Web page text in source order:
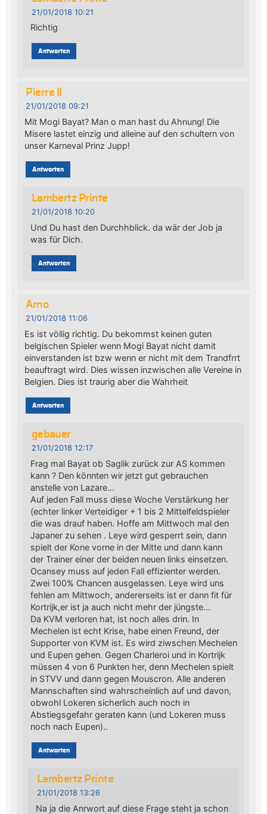
21/01/2018 10:21
Richtig
Antworten
Pierre II
21/01/2018 09:21
Mit Mogi Bayat? Man o man hast du Ahnung! Die
Misere lastet einzig und alleine auf den schultern von
unser Karneval Prinz Jupp!
Antworten
Lambertz Printe
21/01/2018 10:20
Und Du hast den Durchhblick. da wär der Job ja
was für Dich.
Antworten
Arno
21/01/2018 11:06
Es ist völlig richtig. Du bekommst keinen guten
belgischen Spieler wenn Mogi Bayat nicht damit
einverstanden ist bzw wenn er nicht mit dem Trandfrrt
beauftragt wird. Dies wissen inzwischen alle Vereine in
Belgien. Dies ist traurig aber die Wahrheit
Antworten
gebauer
21/01/2018 12:17
Frag mal Bayat ob Saglik zurück zur AS kommen
kann ? Den könnten wir jetzt gut gebrauchen
anstelle von Lazare…
Auf jeden Fall muss diese Woche Verstärkung her
(echter linker Verteidiger + 1 bis 2 Mittelfeldspieler
die was drauf haben. Hoffe am Mittwoch mal den
Japaner zu sehen . Leye wird gesperrt sein, dann
spielt der Kone vorne in der Mitte und dann kann
der Trainer einer der beiden neuen links einsetzen.
Ocansey muss auf jeden Fall effizienter werden.
Zwei 100% Chancen ausgelassen. Leye wird uns
fehlen am Mittwoch, andererseits ist er dann fit für
Kortrijk,er ist ja auch nicht mehr der jüngste…
Da KVM verloren hat, ist noch alles drin. In
Mechelen ist echt Krise, habe einen Freund, der
Supporter von KVM ist. Es wird ziwschen Mechelen
und Eupen gehen. Gegen Charleroi und in Kortrijk
müssen 4 von 6 Punkten her, denn Mechelen spielt
in STVV und dann gegen Mouscron. Alle anderen
Mannschaften sind wahrscheinlich auf und davon,
obwohl Lokeren sicherlich auch noch in
Abstiegsgefahr geraten kann (und Lokeren muss
noch nach Eupen)..
Antworten
Lambertz Printe
21/01/2018 13:26
Na ja die Anrwort auf diese Frage steht ja schon